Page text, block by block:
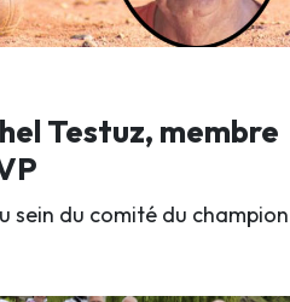
Testuz, membre
sein du comité du